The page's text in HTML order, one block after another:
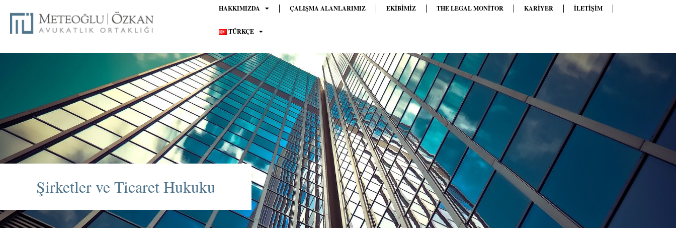
HAKKIMIZDA ÇALIŞMA ALANLARIMIZ EKIBIMIZ THE LEGAL MONITOR KARIYER İLETIŞIM
TÜRKÇE
Şirketler ve Ticaret Hukuku